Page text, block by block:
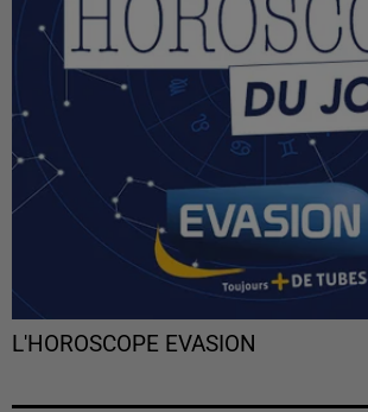
L'HOROSCOPE EVASION